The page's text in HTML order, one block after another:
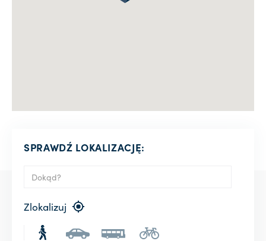
SPRAWDŹ LOKALIZACJĘ:
Zlokalizuj